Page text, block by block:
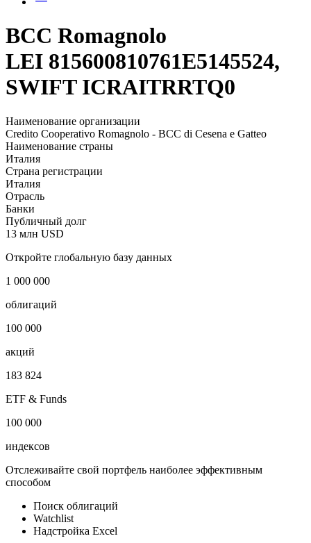
BCC Romagnolo
LEI 815600810761E5145524,
SWIFT ICRAITRRTQ0
Наименование организации
Credito Cooperativo Romagnolo - BCC di Cesena e Gatteo
Наименование страны
Италия
Страна регистрации
Италия
Отрасль
Банки
Публичный долг
13 млн USD
Откройте глобальную базу данных
1 000 000
облигаций
100 000
акций
183 824
ETF & Funds
100 000
индексов
Отслеживайте свой портфель наиболее эффективным
способом
Поиск облигаций
Watchlist
Надстройка Excel